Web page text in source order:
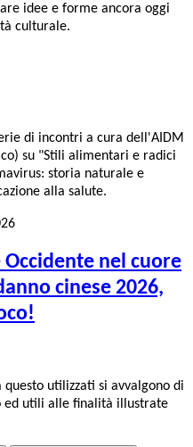
idee e forme ancora oggi
culturale.
di incontri a cura dell'AIDM
su "Stili alimentari e radici
storia naturale e
alla salute.
nel cuore
cinese 2026,
utilizzati si avvalgono di
ed utili alle finalità illustrate